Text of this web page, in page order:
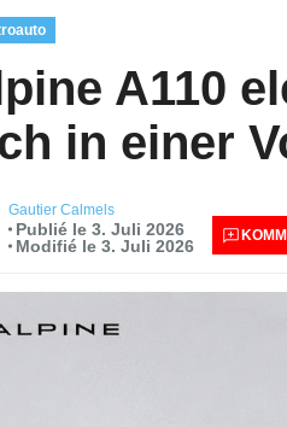
A110
in einer
Gautier Calmels
Publié le 3. Juli 2026
Modifié le 3. Juli 2026